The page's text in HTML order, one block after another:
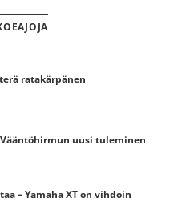
ratakärpänen
Vääntöhirmun uusi tuleminen
– Yamaha XT on vihdoin